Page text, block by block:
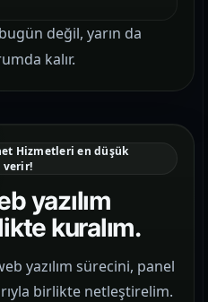
değil, yarın da
kalır.
Hizmetleri en düşük
verir!
yazılım
kuralım.
yazılım sürecini, panel
birlikte netleştirelim.